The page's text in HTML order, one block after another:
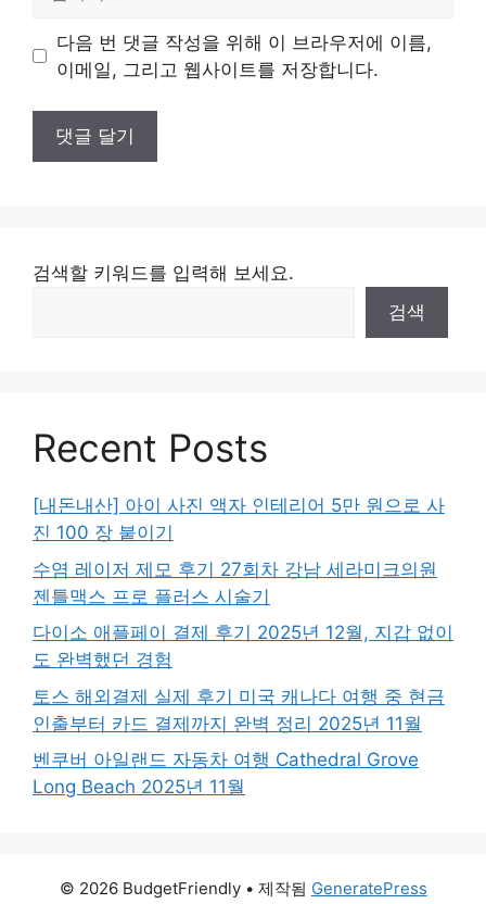
트
다음 번 댓글 작성을 위해 이 브라우저에 이름,
이메일, 그리고 웹사이트를 저장합니다.
검색할 키워드를 입력해 보세요.
검색
Recent Posts
[내돈내산] 아이 사진 액자 인테리어 5만 원으로 사
진 100 장 붙이기
수염 레이저 제모 후기 27회차 강남 세라미크의원
젠틀맥스 프로 플러스 시술기
다이소 애플페이 결제 후기 2025년 12월, 지갑 없이
도 완벽했던 경험
토스 해외결제 실제 후기 미국 캐나다 여행 중 현금
인출부터 카드 결제까지 완벽 정리 2025년 11월
벤쿠버 아일랜드 자동차 여행 Cathedral Grove
Long Beach 2025년 11월
© 2026 BudgetFriendly• 제작됨 GeneratePress